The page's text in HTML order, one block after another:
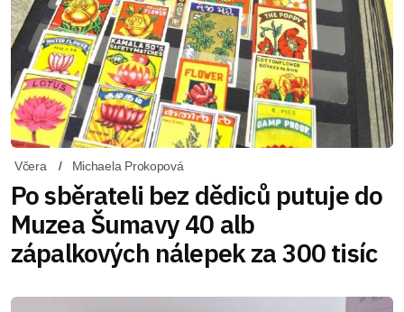
Včera Michaela Prokopová
Po sběrateli bez dědiců putuje do
Muzea Šumavy 40 alb
zápalkových nálepek za 300 tisíc